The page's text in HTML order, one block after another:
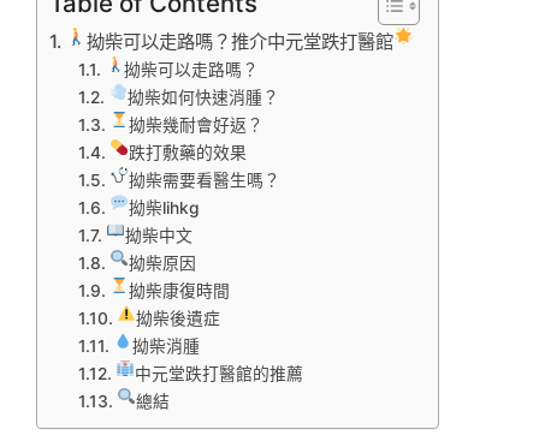
拗柴可以走路嗎？推介中元堂跌打醫館
拗柴可以走路嗎？
拗柴如何快速消腫？
拗柴幾耐會好返？
跌打敷藥的效果
拗柴需要看醫生嗎？
拗柴lihkg
拗柴中文
拗柴原因
拗柴康復時間
拗柴後遺症
拗柴消腫
中元堂跌打醫館的推薦
總結